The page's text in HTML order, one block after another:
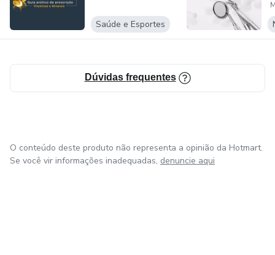
Saúde e Esportes
Dúvidas frequentes
O conteúdo deste produto não representa a opinião da Hotmart.
Se você vir informações inadequadas, denuncie aqui